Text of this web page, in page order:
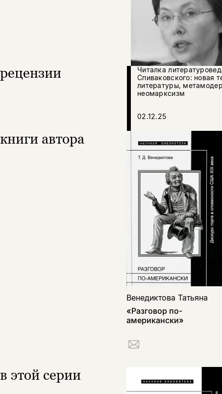
рецензии
Читалка
Спиваковского: новая
литературы,
неомарксизм
02.12.25
книги автора
Венедиктова Татьяна
«Разговор по-
американски»
в этой серии